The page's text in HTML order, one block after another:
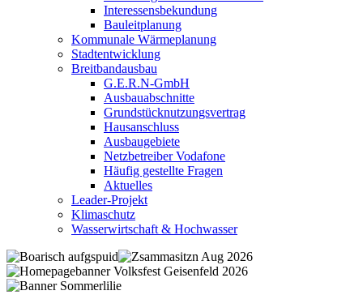
Interessensbekundung
Bauleitplanung
Kommunale Wärmeplanung
Stadtentwicklung
Breitbandausbau
G.E.R.N-GmbH
Ausbauabschnitte
Grundstücknutzungsvertrag
Hausanschluss
Ausbaugebiete
Netzbetreiber Vodafone
Häufig gestellte Fragen
Aktuelles
Leader-Projekt
Klimaschutz
Wasserwirtschaft & Hochwasser